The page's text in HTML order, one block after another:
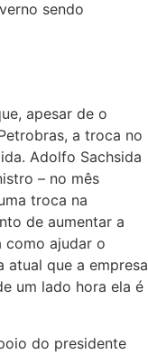
sendo
apesar de o
a troca no
Adolfo Sachsida
– no mês
troca na
de aumentar a
como ajudar o
atual que a empresa
um lado hora ela é
do presidente